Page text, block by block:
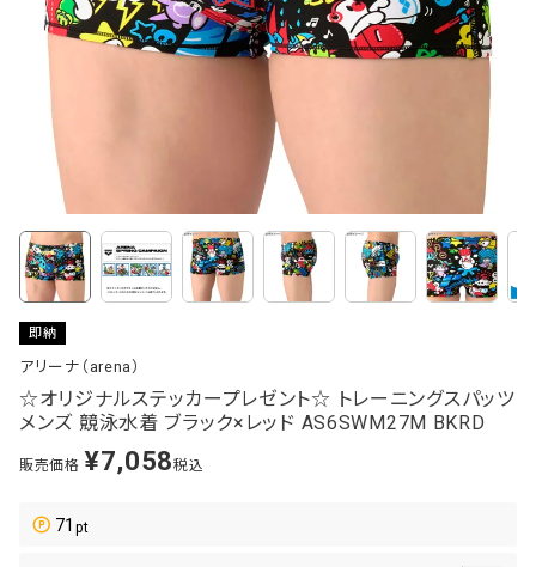
即納
アリーナ（arena）
☆オリジナルステッカープレゼント☆ トレーニングスパッツ
メンズ 競泳水着 ブラック×レッド AS6SWM27M BKRD
販売価格 ¥7,058税込
71